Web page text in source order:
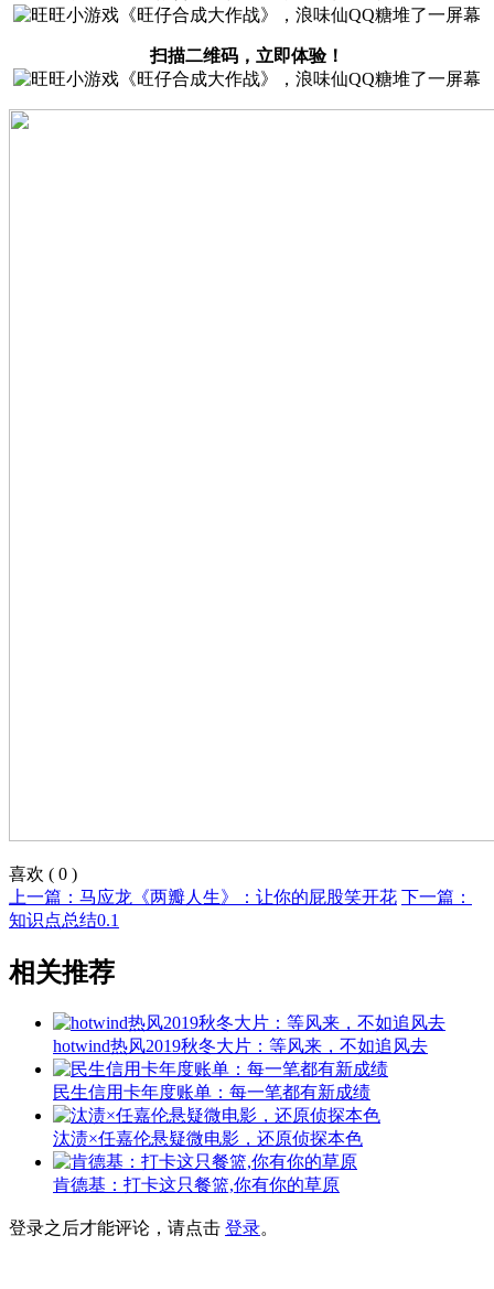
扫描二维码，立即体验！
喜欢 ( 0 )
上一篇：马应龙《两瓣人生》：让你的屁股笑开花 下一篇：
知识点总结0.1
相关推荐
hotwind热风2019秋冬大片：等风来，不如追风去
民生信用卡年度账单：每一笔都有新成绩
汰渍×任嘉伦悬疑微电影，还原侦探本色
肯德基：打卡这只餐篮,你有你的草原
登录之后才能评论，请点击 登录。